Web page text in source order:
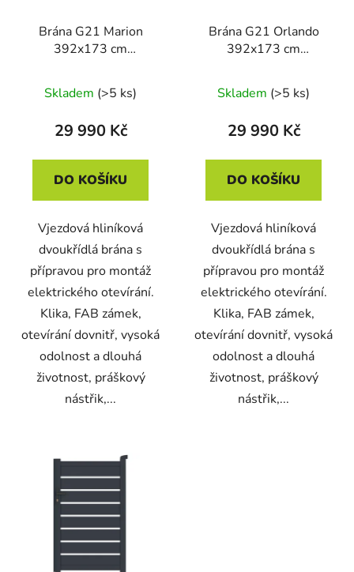
Brána G21 Marion
392x173 cm
Skladem (>5 ks)
29 990 Kč
DO KOŠÍKU
Vjezdová hliníková
dvoukřídlá brána s
přípravou pro montáž
elektrického otevírání.
Klika, FAB zámek,
otevírání dovnitř, vysoká
odolnost a dlouhá
životnost, práškový
nástřik,...
Brána G21 Orlando
392x173 cm
Skladem (>5 ks)
29 990 Kč
DO KOŠÍKU
Vjezdová hliníková
dvoukřídlá brána s
přípravou pro montáž
elektrického otevírání.
Klika, FAB zámek,
otevírání dovnitř, vysoká
odolnost a dlouhá
životnost, práškový
nástřik,...